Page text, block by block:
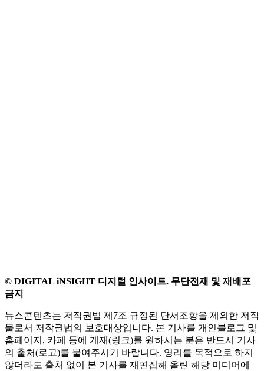
© DIGITAL iNSIGHT 디지털 인사이트. 무단전재 및 재배포
금지
뉴스콘텐츠는 저작권법 제7조 규정된 단서조항을 제외한 저작
물로서 저작권법의 보호대상입니다. 본 기사를 개인블로그 및
홈페이지, 카페 등에 게재(링크)를 원하시는 분은 반드시 기사
의 출처(로고)를 붙여주시기 바랍니다. 영리를 목적으로 하지
않더라도 출처 없이 본 기사를 재편집해 올린 해당 미디어에